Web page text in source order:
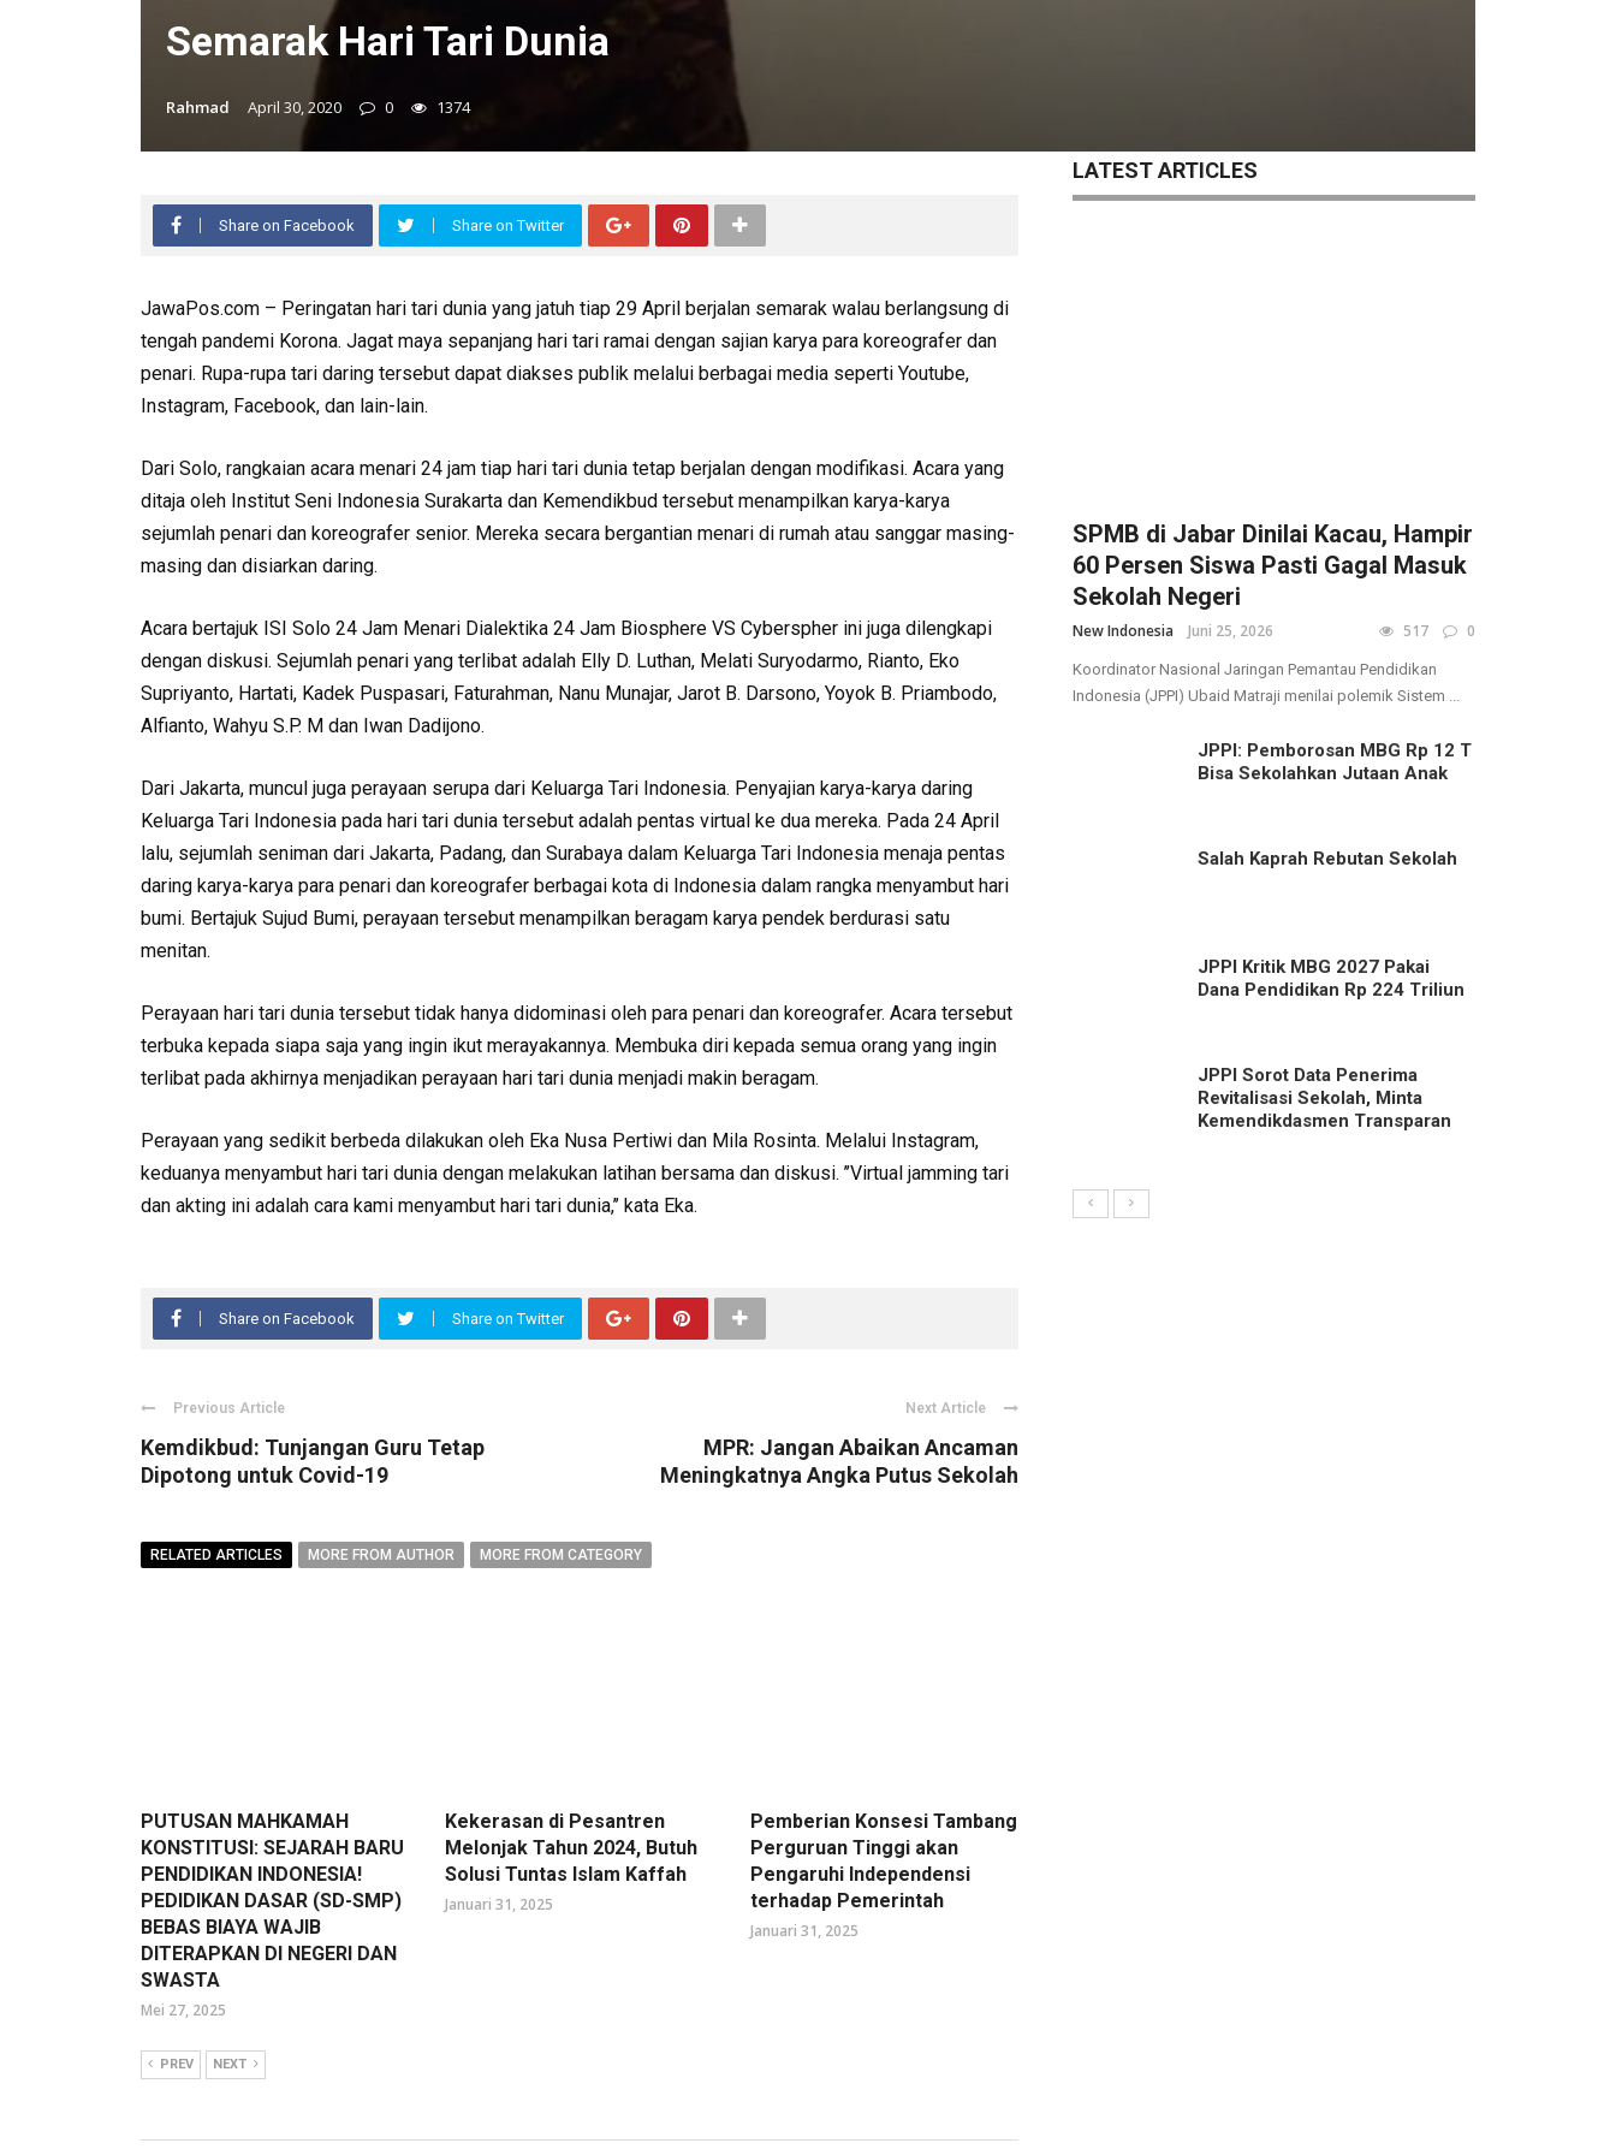
Semarak Hari Tari Dunia
Rahmad April 30, 2020 0 1374
Share on Facebook Share on Twitter
JawaPos.com – Peringatan hari tari dunia yang jatuh tiap 29 April berjalan semarak walau berlangsung di
tengah pandemi Korona. Jagat maya sepanjang hari tari ramai dengan sajian karya para koreografer dan
penari. Rupa-rupa tari daring tersebut dapat diakses publik melalui berbagai media seperti Youtube,
Instagram, Facebook, dan lain-lain.
Dari Solo, rangkaian acara menari 24 jam tiap hari tari dunia tetap berjalan dengan modifikasi. Acara yang
ditaja oleh Institut Seni Indonesia Surakarta dan Kemendikbud tersebut menampilkan karya-karya
sejumlah penari dan koreografer senior. Mereka secara bergantian menari di rumah atau sanggar masing-
masing dan disiarkan daring.
Acara bertajuk ISI Solo 24 Jam Menari Dialektika 24 Jam Biosphere VS Cyberspher ini juga dilengkapi
dengan diskusi. Sejumlah penari yang terlibat adalah Elly D. Luthan, Melati Suryodarmo, Rianto, Eko
Supriyanto, Hartati, Kadek Puspasari, Faturahman, Nanu Munajar, Jarot B. Darsono, Yoyok B. Priambodo,
Alfianto, Wahyu S.P. M dan Iwan Dadijono.
Dari Jakarta, muncul juga perayaan serupa dari Keluarga Tari Indonesia. Penyajian karya-karya daring
Keluarga Tari Indonesia pada hari tari dunia tersebut adalah pentas virtual ke dua mereka. Pada 24 April
lalu, sejumlah seniman dari Jakarta, Padang, dan Surabaya dalam Keluarga Tari Indonesia menaja pentas
daring karya-karya para penari dan koreografer berbagai kota di Indonesia dalam rangka menyambut hari
bumi. Bertajuk Sujud Bumi, perayaan tersebut menampilkan beragam karya pendek berdurasi satu
menitan.
Perayaan hari tari dunia tersebut tidak hanya didominasi oleh para penari dan koreografer. Acara tersebut
terbuka kepada siapa saja yang ingin ikut merayakannya. Membuka diri kepada semua orang yang ingin
terlibat pada akhirnya menjadikan perayaan hari tari dunia menjadi makin beragam.
Perayaan yang sedikit berbeda dilakukan oleh Eka Nusa Pertiwi dan Mila Rosinta. Melalui Instagram,
keduanya menyambut hari tari dunia dengan melakukan latihan bersama dan diskusi. ’’Virtual jamming tari
dan akting ini adalah cara kami menyambut hari tari dunia,’’ kata Eka.
Share on Facebook Share on Twitter
Previous Article
Kemdikbud: Tunjangan Guru Tetap
Dipotong untuk Covid-19
Next Article
MPR: Jangan Abaikan Ancaman
Meningkatnya Angka Putus Sekolah
RELATED ARTICLES MORE FROM AUTHOR MORE FROM CATEGORY
PUTUSAN MAHKAMAH
KONSTITUSI: SEJARAH BARU
PENDIDIKAN INDONESIA!
PEDIDIKAN DASAR (SD-SMP)
BEBAS BIAYA WAJIB
DITERAPKAN DI NEGERI DAN
SWASTA
Mei 27, 2025
Kekerasan di Pesantren
Melonjak Tahun 2024, Butuh
Solusi Tuntas Islam Kaffah
Januari 31, 2025
Pemberian Konsesi Tambang
Perguruan Tinggi akan
Pengaruhi Independensi
terhadap Pemerintah
Januari 31, 2025
PREV NEXT
LATEST ARTICLES
SPMB di Jabar Dinilai Kacau, Hampir
60 Persen Siswa Pasti Gagal Masuk
Sekolah Negeri
New Indonesia Juni 25, 2026 517 0
Koordinator Nasional Jaringan Pemantau Pendidikan
Indonesia (JPPI) Ubaid Matraji menilai polemik Sistem ...
JPPI: Pemborosan MBG Rp 12 T
Bisa Sekolahkan Jutaan Anak
Salah Kaprah Rebutan Sekolah
JPPI Kritik MBG 2027 Pakai
Dana Pendidikan Rp 224 Triliun
JPPI Sorot Data Penerima
Revitalisasi Sekolah, Minta
Kemendikdasmen Transparan